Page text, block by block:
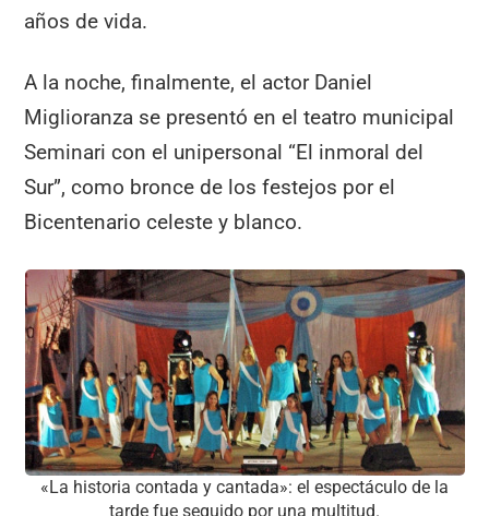
años de vida.
A la noche, finalmente, el actor Daniel
Miglioranza se presentó en el teatro municipal
Seminari con el unipersonal “El inmoral del
Sur”, como bronce de los festejos por el
Bicentenario celeste y blanco.
«La historia contada y cantada»: el espectáculo de la
tarde fue seguido por una multitud.